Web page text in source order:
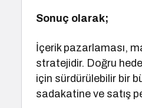
Sonuç olarak;
İçerik pazarlaması,
stratejidir. Doğru
için sürdürülebilir bir
sadakatine ve satış